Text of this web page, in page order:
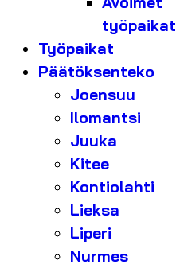
työpaikat
Työpaikat
Päätöksenteko
Joensuu
Ilomantsi
Juuka
Kitee
Kontiolahti
Lieksa
Liperi
Nurmes